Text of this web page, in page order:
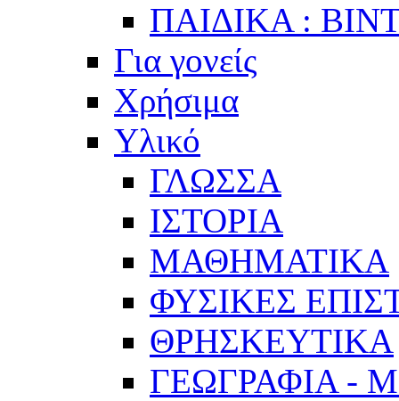
ΠΑΙΔΙΚΑ :
Για γονείς
Χρήσιμα
Υλικό
ΓΛΩΣΣΑ
ΙΣΤΟΡΙΑ
ΜΑΘΗΜΑΤΙΚΑ
ΦΥΣΙΚΕΣ
ΘΡΗΣΚΕΥΤΙΚΑ
ΓΕΩΓΡΑΦΙΑ -